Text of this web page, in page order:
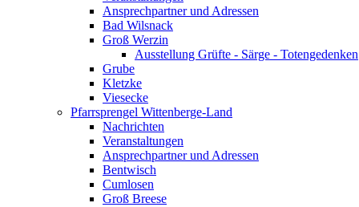
Ansprechpartner und Adressen
Bad Wilsnack
Groß Werzin
Ausstellung Grüfte - Särge - Totengedenken
Grube
Kletzke
Viesecke
Pfarrsprengel Wittenberge-Land
Nachrichten
Veranstaltungen
Ansprechpartner und Adressen
Bentwisch
Cumlosen
Groß Breese